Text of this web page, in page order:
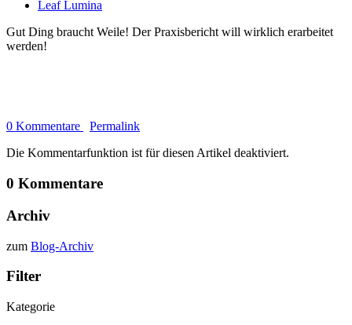
Leaf Lumina
Gut Ding braucht Weile! Der Praxisbericht will wirklich erarbeitet
werden!
0 Kommentare
Permalink
Die Kommentarfunktion ist für diesen Artikel deaktiviert.
0 Kommentare
Archiv
zum Blog-Archiv
Filter
Kategorie